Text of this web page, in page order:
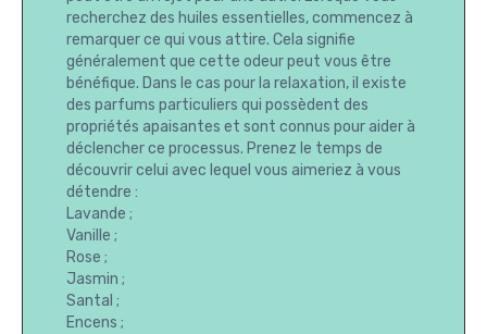
recherchez des huiles essentielles, commencez à
remarquer ce qui vous attire. Cela signifie
généralement que cette odeur peut vous être
bénéfique. Dans le cas pour la relaxation, il existe
des parfums particuliers qui possèdent des
propriétés apaisantes et sont connus pour aider à
déclencher ce processus. Prenez le temps de
découvrir celui avec lequel vous aimeriez à vous
détendre :
Lavande ;
Vanille ;
Rose ;
Jasmin ;
Santal ;
Encens ;